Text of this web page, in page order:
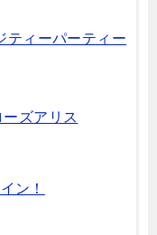
ティーパーティー
ズアリス
ン！